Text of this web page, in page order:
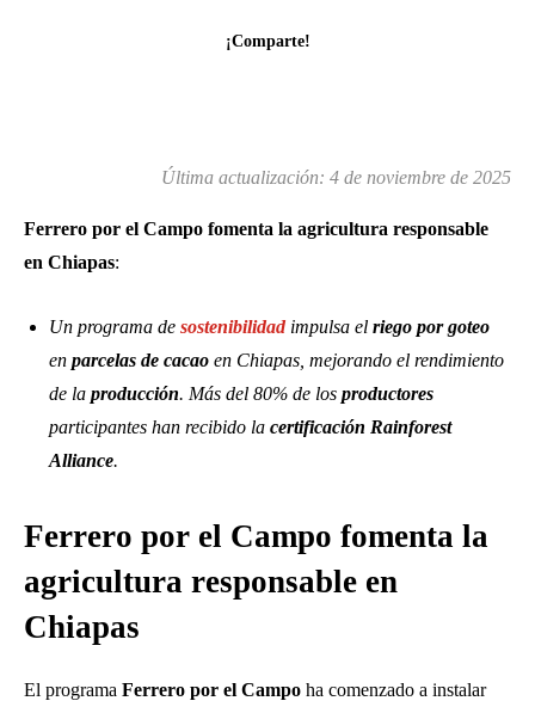
¡Comparte!
Última actualización: 4 de noviembre de 2025
Ferrero por el Campo fomenta la agricultura responsable
en Chiapas:
Un programa de sostenibilidadimpulsa el riego por goteo
en parcelas de cacao en Chiapas, mejorando el rendimiento
de la producción. Más del 80% de los productores
participantes han recibido la certificación Rainforest
Alliance.
Ferrero por el Campo fomenta la
agricultura responsable en
Chiapas
El programa Ferrero por el Campo ha comenzado a instalar